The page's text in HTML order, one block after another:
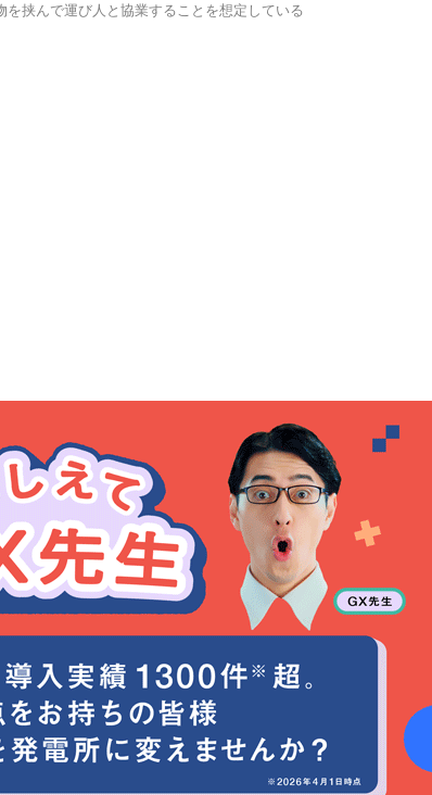
挟んで運び人と協業することを想定している